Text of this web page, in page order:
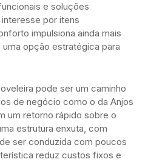
e soluções
por itens
impulsiona ainda mais
opção estratégica para
pode ser um caminho
de negócio como o da Anjos
um retorno rápido sobre o
estrutura enxuta, com
ser conduzida com poucos
reduz custos fixos e